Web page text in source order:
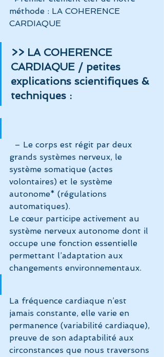
méthode : LA COHERENCE
CARDIAQUE
>> LA COHERENCE
CARDIAQUE / petites
explications scientifiques &
techniques :
grands systèmes nerveux, le
système somatique (actes
volontaires) et le système
autonome* (régulations
automatiques).
Le cœur participe activement au
système nerveux autonome dont il
occupe une fonction essentielle
permettant l’adaptation aux
changements environnementaux.
La fréquence cardiaque n’est
jamais constante, elle varie en
permanence (variabilité cardiaque),
preuve de son adaptabilité aux
circonstances que nous traversons